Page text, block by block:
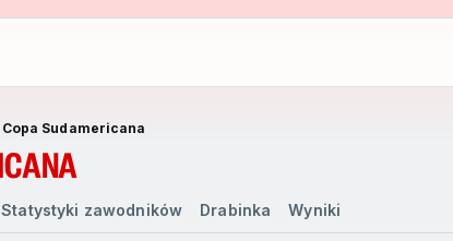
Copa Sudamericana
Statystyki zawodników Drabinka Wyniki